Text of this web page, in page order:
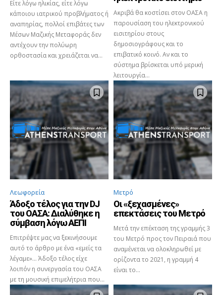
Είτε λόγω ηλικίας, είτε λόγω
κάποιου ιατρικού προβλήματος ή
αναπηρίας, πολλοί επιβάτες των
Μέσων Μαζικής Μεταφοράς δεν
αντέχουν την πολύωρη
ορθοστασία και χρειάζεται να...
Ακριβά θα κοστίσει στον ΟΑΣΑ η
παρουσίαση του ηλεκτρονικού
εισιτηρίου στους
δημοσιογράφους και το
επιβατικό κοινό. Αν και το
σύστημα βρίσκεται υπό μερική
λειτουργία...
Λεωφορεία
Άδοξο τέλος για την DJ
του ΟΑΣΑ: Διαλύθηκε η
σύμβαση λόγω ΑΕΠΙ
Επιτρέψτε μας να ξεκινήσουμε
αυτό το άρθρο με ένα «εμείς τα
λέγαμε»... Άδοξο τέλος είχε
λοιπόν η συνεργασία του ΟΑΣΑ
με τη μουσική επιμελήτρια που...
Μετρό
Οι «ξεχασμένες»
επεκτάσεις του Μετρό
Μετά την επέκταση της γραμμής 3
του Μετρό προς τον Πειραιά που
αναμένεται να ολοκληρωθεί με
ορίζοντα το 2021, η γραμμή 4
είναι το...